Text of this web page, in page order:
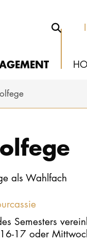
als Wahlfach
Semesters
17 oder